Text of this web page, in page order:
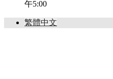
午5:00
繁體中文